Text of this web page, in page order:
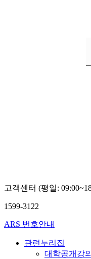
고객센터 (평일:
1599-3122
ARS 번호안내
관련누리집
대학공개강